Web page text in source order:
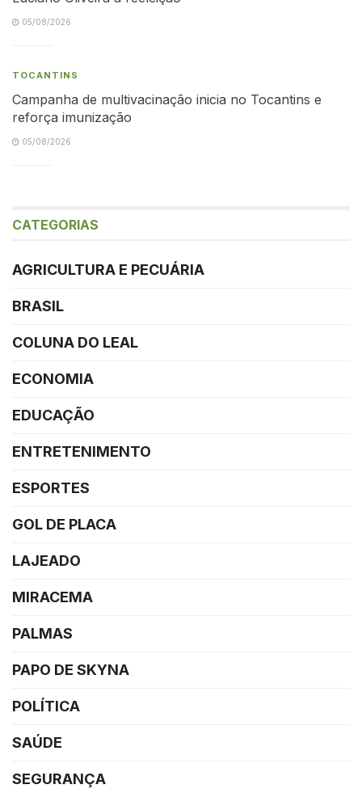
05/08/2026
TOCANTINS
Campanha de multivacinação inicia no Tocantins e
reforça imunização
05/08/2026
CATEGORIAS
AGRICULTURA E PECUÁRIA
BRASIL
COLUNA DO LEAL
ECONOMIA
EDUCAÇÃO
ENTRETENIMENTO
ESPORTES
GOL DE PLACA
LAJEADO
MIRACEMA
PALMAS
PAPO DE SKYNA
POLÍTICA
SAÚDE
SEGURANÇA